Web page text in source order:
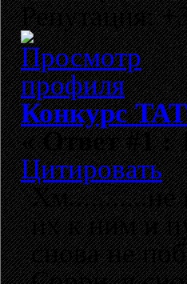
Репутация:
Конкурс
«Ответ #1 :
Цитировать
Хм...........не
их к ним и
снова не